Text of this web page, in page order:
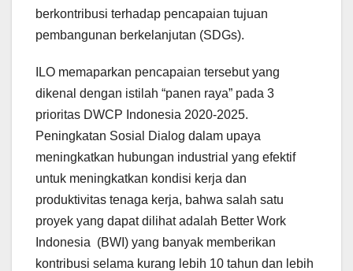
berkontribusi terhadap pencapaian tujuan
pembangunan berkelanjutan (SDGs).
ILO memaparkan pencapaian tersebut yang
dikenal dengan istilah “panen raya” pada 3
prioritas DWCP Indonesia 2020-2025.
Peningkatan Sosial Dialog dalam upaya
meningkatkan hubungan industrial yang efektif
untuk meningkatkan kondisi kerja dan
produktivitas tenaga kerja, bahwa salah satu
proyek yang dapat dilihat adalah Better Work
Indonesia (BWI) yang banyak memberikan
kontribusi selama kurang lebih 10 tahun dan lebih